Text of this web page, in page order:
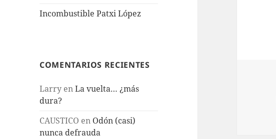
Incombustible Patxi López
COMENTARIOS RECIENTES
Larry enLa vuelta… ¿más
dura?
CAUSTICO en Odón (casi)
nunca defrauda